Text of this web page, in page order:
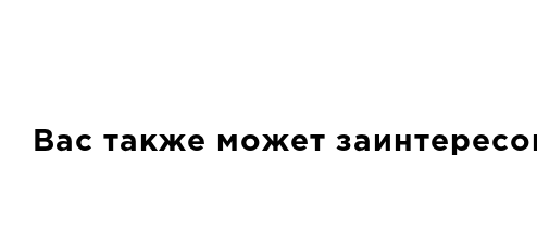
Вас также может